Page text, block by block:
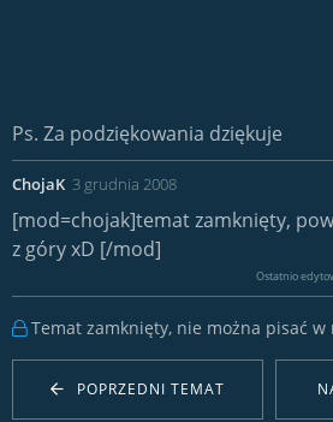
Ps. Za podziękowania dziękuje
ChojaK 3 grudnia 2008
[mod=chojak]temat zamknięty,
z góry xD [/mod]
Ostatnio
Temat zamknięty, nie można pisać
POPRZEDNI TEMAT